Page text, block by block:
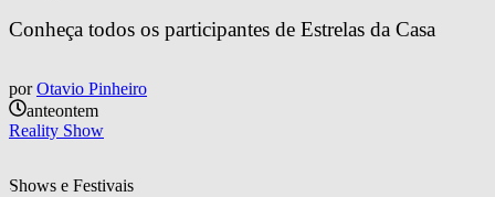
Conheça todos os participantes de Estrelas da Casa
por Otavio Pinheiro
anteontem
Reality Show
Shows e Festivais